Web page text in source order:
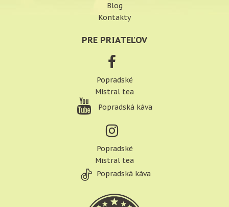
Blog
Kontakty
PRE PRIATEĽOV
Popradské
Mistral tea
Popradská káva
Popradské
Mistral tea
Popradská káva